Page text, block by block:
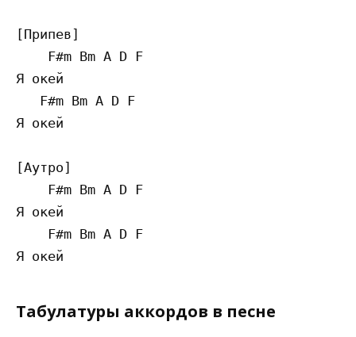
[Припев]
    F#m Bm A D F
Я окей
   F#m Bm A D F
Я окей
[Аутро]
    F#m Bm A D F
Я окей
    F#m Bm A D F
Табулатуры аккордов в песне